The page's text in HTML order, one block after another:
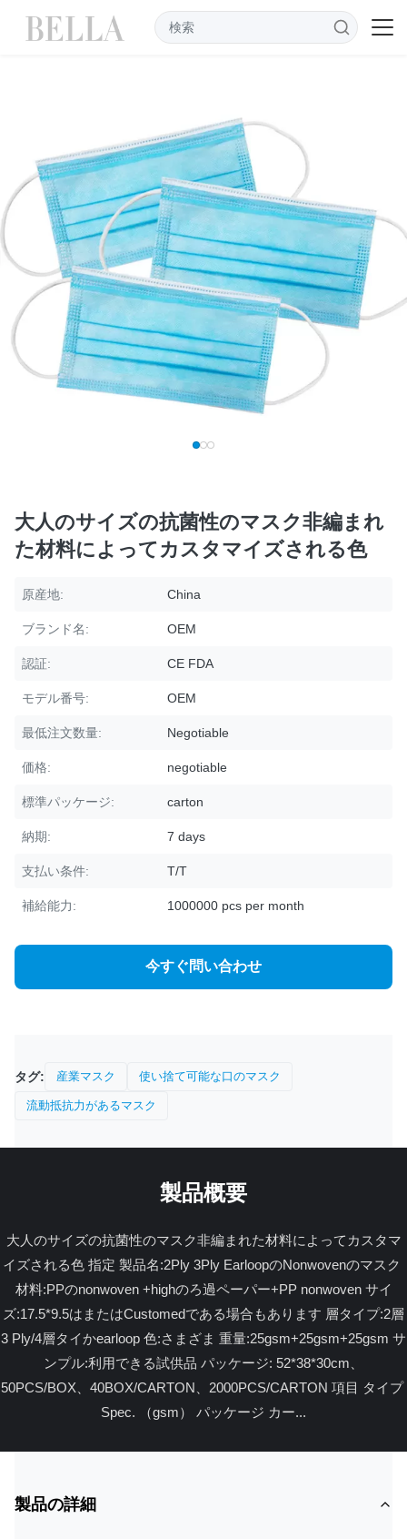
大人のサイズの抗菌性のマスク非編まれ
た材料によってカスタマイズされる色
原産地: China
ブランド名: OEM
認証: CE FDA
モデル番号: OEM
最低注文数量: Negotiable
価格: negotiable
標準パッケージ: carton
納期: 7 days
支払い条件: T/T
補給能力: 1000000 pcs per month
今すぐ問い合わせ
タグ: 産業マスク 使い捨て可能な口のマスク
流動抵抗力があるマスク
製品概要
大人のサイズの抗菌性のマスク非編まれた材料によってカスタマ
イズされる色 指定 製品名:2Ply 3Ply EarloopのNonwovenのマスク
材料:PPのnonwoven +highのろ過ペーパー+PP nonwoven サイ
ズ:17.5*9.5はまたはCustomedである場合もあります 層タイプ:2層
3 Ply/4層タイかearloop 色:さまざま 重量:25gsm+25gsm+25gsm サ
ンプル:利用できる試供品 パッケージ: 52*38*30cm、
50PCS/BOX、40BOX/CARTON、2000PCS/CARTON 項目 タイプ
Spec. （gsm） パッケージ カー...
製品の詳細